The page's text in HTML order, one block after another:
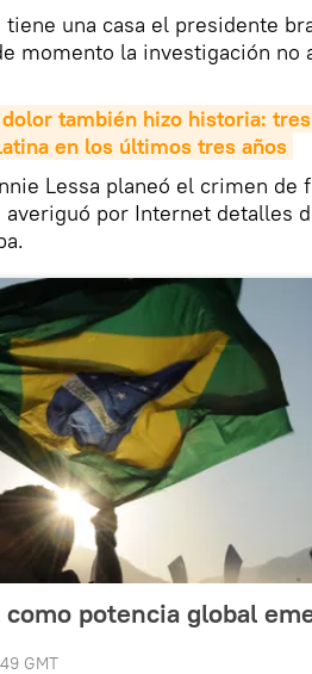
una casa el presidente
momento la investigación no
dolor también hizo historia:
en los últimos tres años
Lessa planeó el crimen de
por Internet detalles
potencia global
GMT